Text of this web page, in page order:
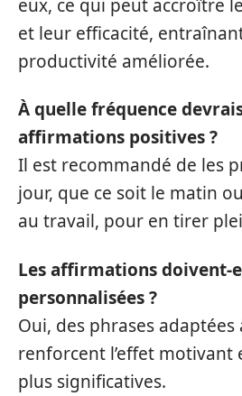
eux, ce qui peut accroître
et leur efficacité,
productivité améliorée.
À quelle fréquence
affirmations positives ?
Il est recommandé de les
jour, que ce soit le matin
au travail, pour en tirer
Les affirmations doivent-
personnalisées ?
Oui, des phrases
renforcent l’effet motivant
plus significatives.